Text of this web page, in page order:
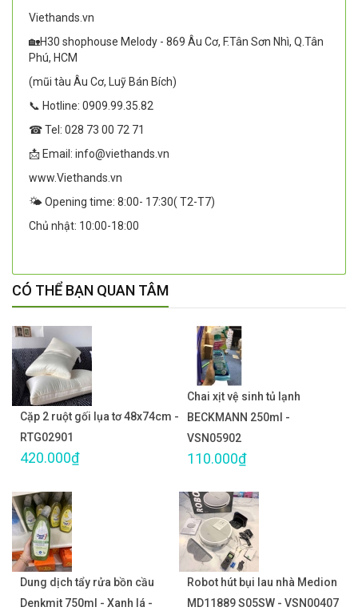
Viethands.vn
🏡H30 shophouse Melody - 869 Âu Cơ, F.Tân Sơn Nhì, Q.Tân
Phú, HCM
(mũi tàu Âu Cơ, Luỹ Bán Bích)
📞 Hotline: 0909.99.35.82
☎ Tel: 028 73 00 72 71
📩 Email: info@viethands.vn
www.Viethands.vn
🌤️ Opening time: 8:00- 17:30( T2-T7)
Chủ nhật: 10:00-18:00
CÓ THỂ BẠN QUAN TÂM
Cặp 2 ruột gối lụa tơ 48x74cm -
RTG02901
420.000₫
Chai xịt vệ sinh tủ lạnh
BECKMANN 250ml -
VSN05902
110.000₫
Dung dịch tẩy rửa bồn cầu
Denkmit 750ml - Xanh lá -
Robot hút bụi lau nhà Medion
MD11889 S05SW - VSN00407